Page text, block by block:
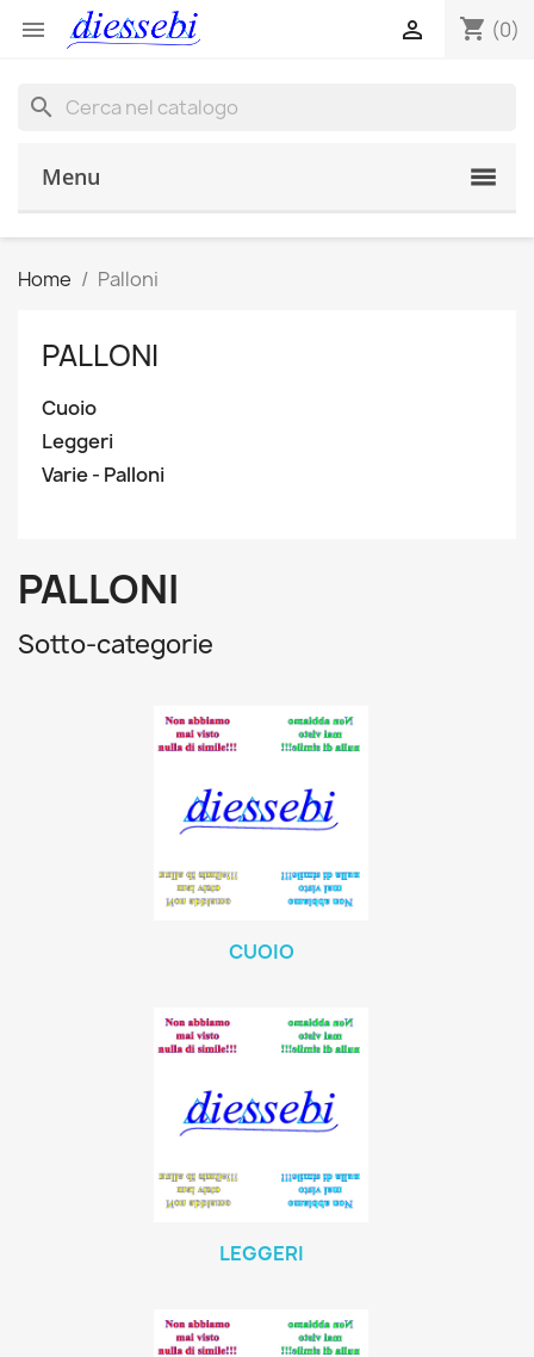
 shopping_cart (0)

search
Menu
Home Palloni
PALLONI
Cuoio
Leggeri
Varie - Palloni
PALLONI
Sotto-categorie
CUOIO
LEGGERI